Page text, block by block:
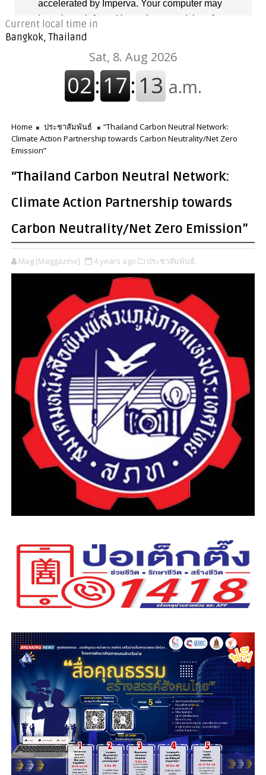
Current local time in
Bangkok, Thailand
Home ประชาสัมพันธ์
“Thailand Carbon Neutral Network:
Climate Action Partnership towards Carbon Neutrality/Net Zero
Emission”
“Thailand Carbon Neutral Network:
Climate Action Partnership towards
Carbon Neutrality/Net Zero Emission”
Mag [Maggazine] 4 years ago ประชาสัมพันธ์,